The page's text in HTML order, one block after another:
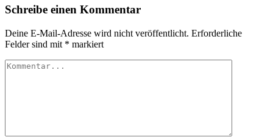
Schreibe einen Kommentar
Deine E-Mail-Adresse wird nicht veröffentlicht. Erforderliche
Felder sind mit * markiert